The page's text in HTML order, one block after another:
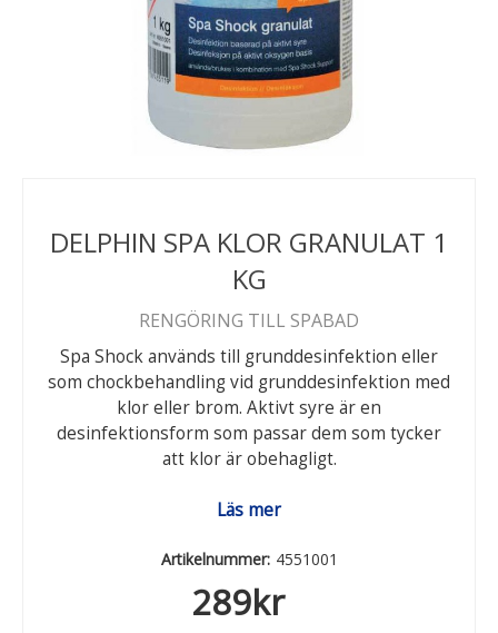
DELPHIN SPA KLOR GRANULAT 1
KG
RENGÖRING TILL SPABAD
Spa Shock används till grunddesinfektion eller
som chockbehandling vid grunddesinfektion med
klor eller brom. Aktivt syre är en
desinfektionsform som passar dem som tycker
att klor är obehagligt.
Läs mer
Artikelnummer: 4551001
289kr